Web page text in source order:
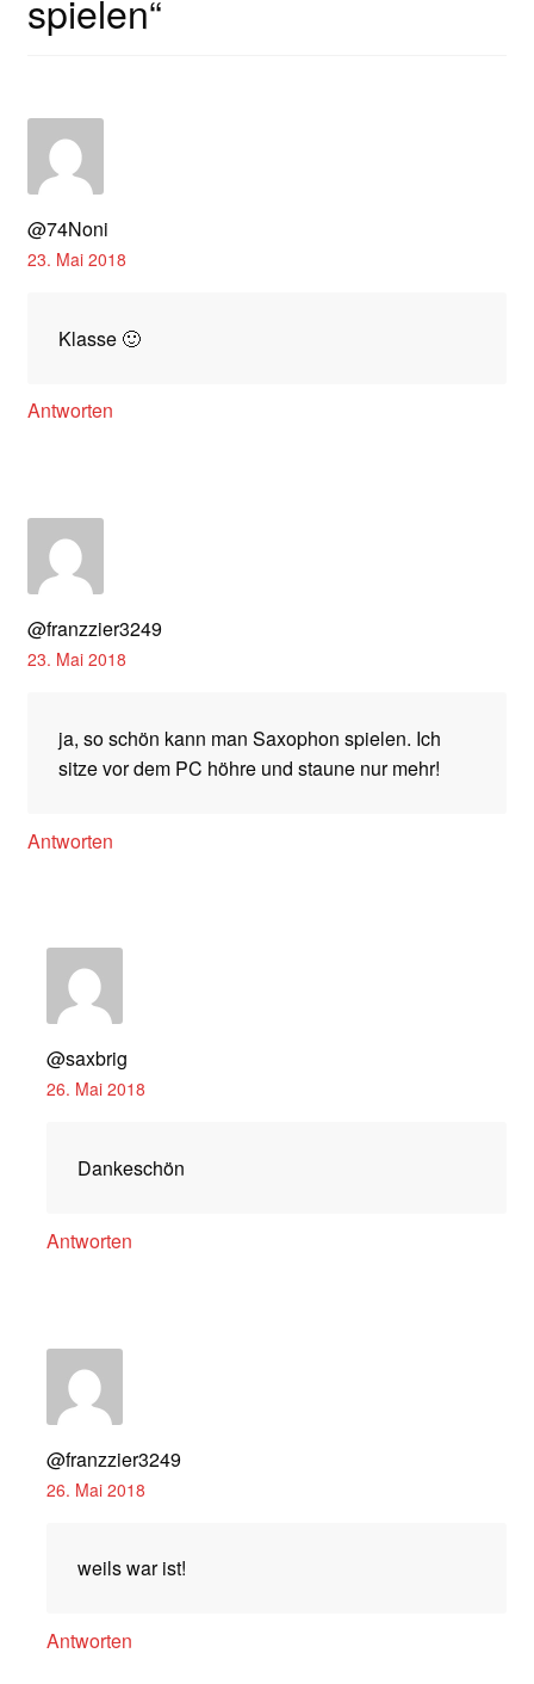
spielen“
@74Noni
23. Mai 2018
Klasse 🙂
Antworten
@franzzier3249
23. Mai 2018
ja, so schön kann man Saxophon spielen. Ich
sitze vor dem PC höhre und staune nur mehr!
Antworten
@saxbrig
26. Mai 2018
Dankeschön
Antworten
@franzzier3249
26. Mai 2018
weils war ist!
Antworten